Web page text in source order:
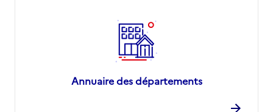
Annuaire des départements